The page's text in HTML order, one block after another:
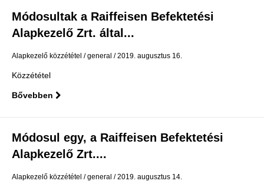
Módosultak a Raiffeisen Befektetési
Alapkezelő Zrt. által...
Alapkezelő közzététel general 2019. augusztus 16.
Közzététel
Bővebben
Módosul egy, a Raiffeisen Befektetési
Alapkezelő Zrt....
Alapkezelő közzététel general 2019. augusztus 14.